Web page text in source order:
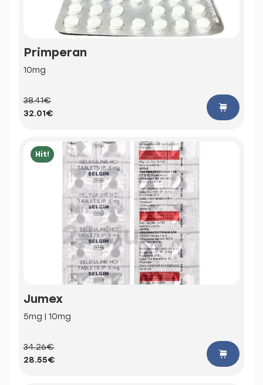
Primperan
10mg
38.41€
32.01€
Hit!
Jumex
5mg | 10mg
34.26€
28.55€